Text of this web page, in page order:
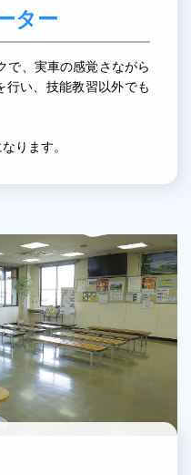
ター
で、実車の感覚さながら
行い、技能教習以外でも
ります。